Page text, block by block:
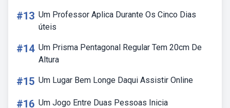
#13 Um Professor Aplica Durante Os Cinco Dias
úteis
#14 Um Prisma Pentagonal Regular Tem 20cm De
Altura
#15 Um Lugar Bem Longe Daqui Assistir Online
#16 Um Jogo Entre Duas Pessoas Inicia